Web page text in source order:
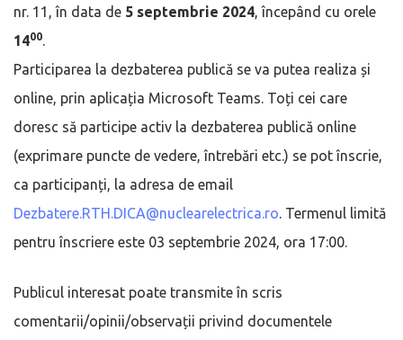
nr. 11, în data de 5 septembrie 2024, începând cu orele
1400.
Participarea la dezbaterea publică se va putea realiza și
online, prin aplicația Microsoft Teams. Toți cei care
doresc să participe activ la dezbaterea publică online
(exprimare puncte de vedere, întrebări etc.) se pot înscrie,
ca participanți, la adresa de email
Dezbatere.RTH.DICA@nuclearelectrica.ro. Termenul limită
pentru înscriere este 03 septembrie 2024, ora 17:00.
Publicul interesat poate transmite în scris
comentarii/opinii/observații privind documentele